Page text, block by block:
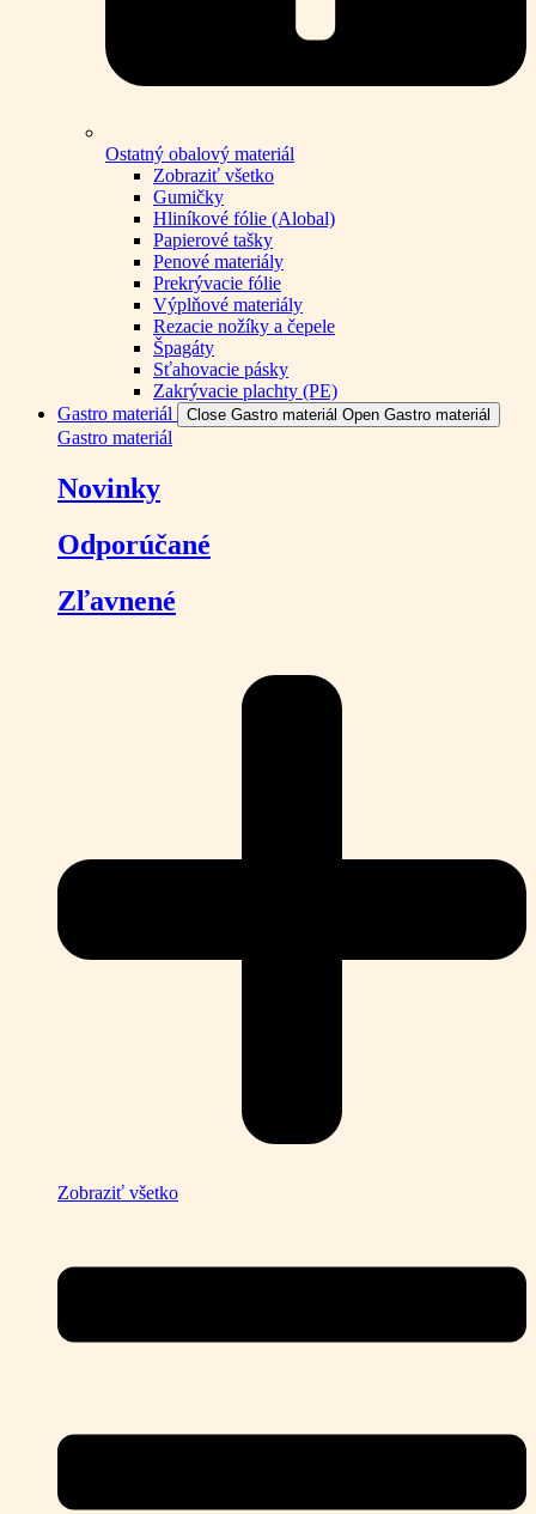
Ostatný obalový materiál
Zobraziť všetko
Gumičky
Hliníkové fólie (Alobal)
Papierové tašky
Penové materiály
Prekrývacie fólie
Výplňové materiály
Rezacie nožíky a čepele
Špagáty
Sťahovacie pásky
Zakrývacie plachty (PE)
Gastro materiál
Close Gastro materiál Open Gastro materiál
Gastro materiál
Novinky
Odporúčané
Zľavnené
Zobraziť všetko